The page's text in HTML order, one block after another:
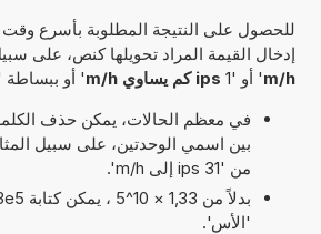
للحصول على النتيجة المطلوبة بأسرع
إدخال القيمة المراد تحويلها كنص، على
m/h' أو '1 ips كم يساوي m/h ' أو ببساطة
في معظم الحالات، يمكن حذف
بين اسمي الوحدتين، على سبيل
من '31 ips إلى m/h'.
'الأس'.